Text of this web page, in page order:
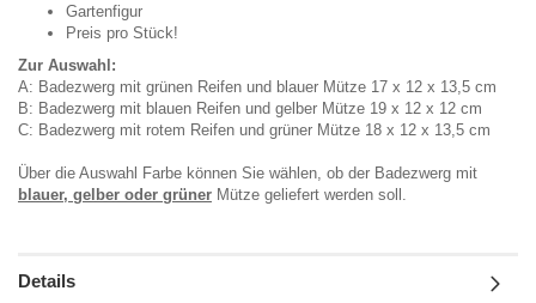
Gartenfigur
Preis pro Stück!
Zur Auswahl:
A: Badezwerg mit grünen Reifen und blauer Mütze 17 x 12 x 13,5 cm
B: Badezwerg mit blauen Reifen und gelber Mütze 19 x 12 x 12 cm
C: Badezwerg mit rotem Reifen und grüner Mütze 18 x 12 x 13,5 cm
Über die Auswahl Farbe können Sie wählen, ob der Badezwerg mit
blauer, gelber oder grüner Mütze geliefert werden soll.
Details